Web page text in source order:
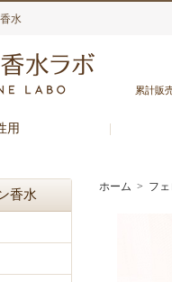
水
累計販
用
ホーム > フ
香水